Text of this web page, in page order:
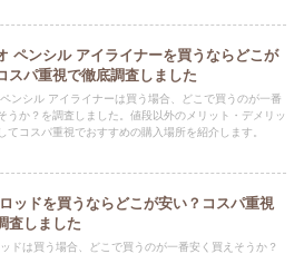
ペンシル アイライナーを買うならどこが
スパ重視で徹底調査しました
ンシル アイライナーは買う場合、どこで買うのが一番
うか？を調査しました。値段以外のメリット・デメリッ
てコスパ重視でおすすめの購入場所を紹介します。
ッドを買うならどこが安い？コスパ重視
査しました
ドは買う場合、どこで買うのが一番安く買えそうか？